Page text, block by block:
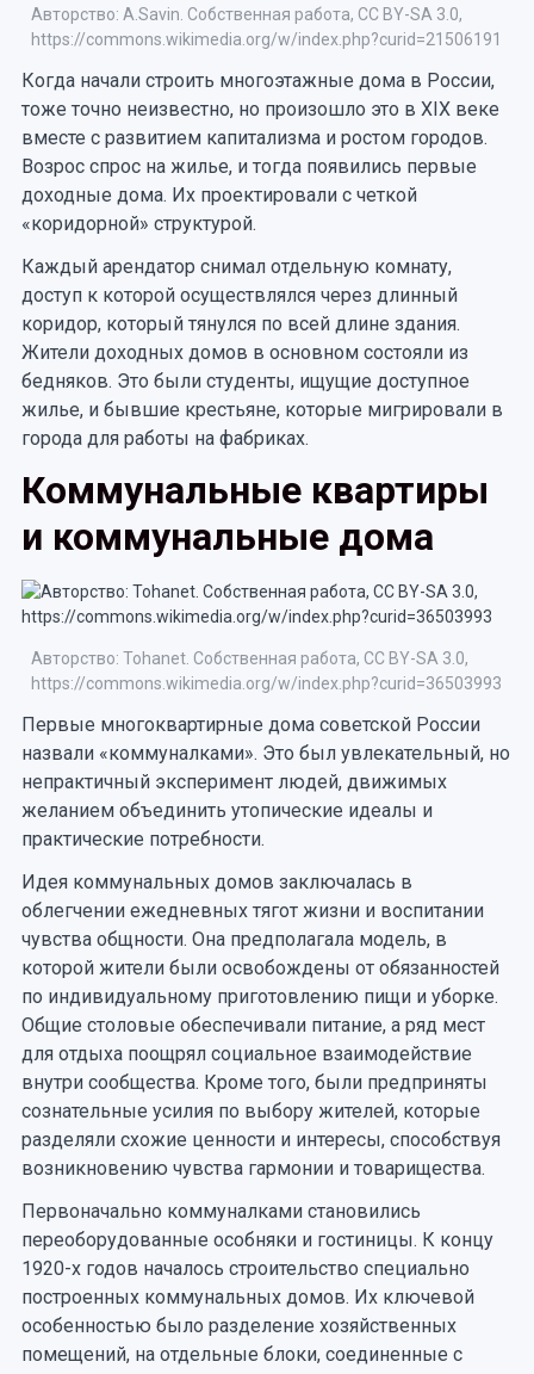
Авторство: A.Savin. Собственная работа, CC BY-SA 3.0,
https://commons.wikimedia.org/w/index.php?curid=21506191
Когда начали строить многоэтажные дома в России,
тоже точно неизвестно, но произошло это в XIX веке
вместе с развитием капитализма и ростом городов.
Возрос спрос на жилье, и тогда появились первые
доходные дома. Их проектировали с четкой
«коридорной» структурой.
Каждый арендатор снимал отдельную комнату,
доступ к которой осуществлялся через длинный
коридор, который тянулся по всей длине здания.
Жители доходных домов в основном состояли из
бедняков. Это были студенты, ищущие доступное
жилье, и бывшие крестьяне, которые мигрировали в
города для работы на фабриках.
Коммунальные квартиры
и коммунальные дома
Авторство: Tohanet. Собственная работа, CC BY-SA 3.0,
https://commons.wikimedia.org/w/index.php?curid=36503993
Первые многоквартирные дома советской России
назвали «коммуналками». Это был увлекательный, но
непрактичный эксперимент людей, движимых
желанием объединить утопические идеалы и
практические потребности.
Идея коммунальных домов заключалась в
облегчении ежедневных тягот жизни и воспитании
чувства общности. Она предполагала модель, в
которой жители были освобождены от обязанностей
по индивидуальному приготовлению пищи и уборке.
Общие столовые обеспечивали питание, а ряд мест
для отдыха поощрял социальное взаимодействие
внутри сообщества. Кроме того, были предприняты
сознательные усилия по выбору жителей, которые
разделяли схожие ценности и интересы, способствуя
возникновению чувства гармонии и товарищества.
Первоначально коммуналками становились
переоборудованные особняки и гостиницы. К концу
1920-х годов началось строительство специально
построенных коммунальных домов. Их ключевой
особенностью было разделение хозяйственных
помещений, на отдельные блоки, соединенные с